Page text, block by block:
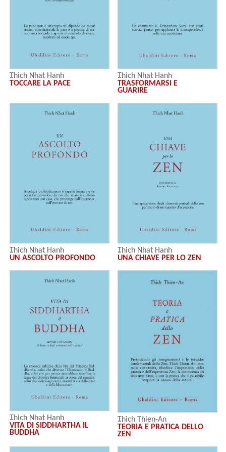
Thich Nhat Hanh
TOCCARE LA PACE
Thich Nhat Hanh
TRASFORMARSI E
GUARIRE
Thich Nhat Hanh
UN ASCOLTO PROFONDO
Thich Nhat Hanh
UNA CHIAVE PER LO ZEN
Thich Nhat Hanh
VITA DI SIDDHARTHA IL
BUDDHA
Thich Thien-An
TEORIA E PRATICA DELLO
ZEN